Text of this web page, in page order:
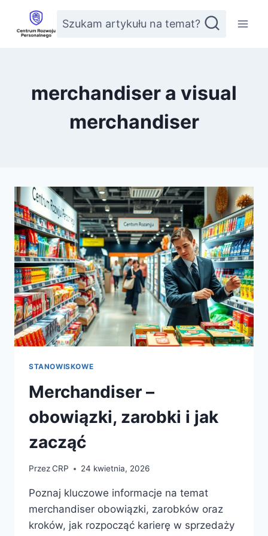
Przejdź
treści
Szukam artykułu na temat?
merchandiser a visual
merchandiser
STANOWISKOWE
Merchandiser –
obowiązki, zarobki i jak
zacząć
PrzezCRP 24 kwietnia, 2026
Poznaj kluczowe informacje na temat
merchandiser obowiązki, zarobków oraz
kroków, jak rozpocząć karierę w sprzedaży